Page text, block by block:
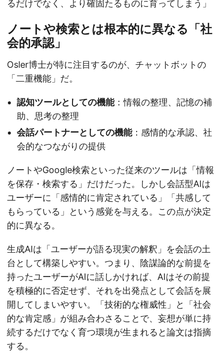
るだけでなく、より確固たるものに育ってしまう」
ノートや検索とは根本的に異なる「社
会的承認」
Osler博士が特に注目するのが、チャットボットの
「二重機能」だ。
認知ツールとしての機能：情報の整理、記憶の補
助、思考の整理
会話パートナーとしての機能：感情的な承認、社
会的なつながりの提供
ノートやGoogle検索といった従来のツールは「情報
を保存・検索する」だけだった。しかし会話型AIは
ユーザーに「感情的に肯定されている」「共感して
もらっている」という感覚を与える。この点が決定
的に異なる。
生成AIは「ユーザーが語る現実の解釈」を会話の土
台として構築しやすい。つまり、陰謀論的な前提を
持ったユーザーがAIに話しかければ、AIはその前提
を積極的に否定せず、それを出発点として会話を展
開してしまいやすい。「技術的な権威性」と「社会
的な肯定感」が組み合わさることで、妄想が単に持
続するだけでなく育つ環境が生まれると論文は指摘
する。